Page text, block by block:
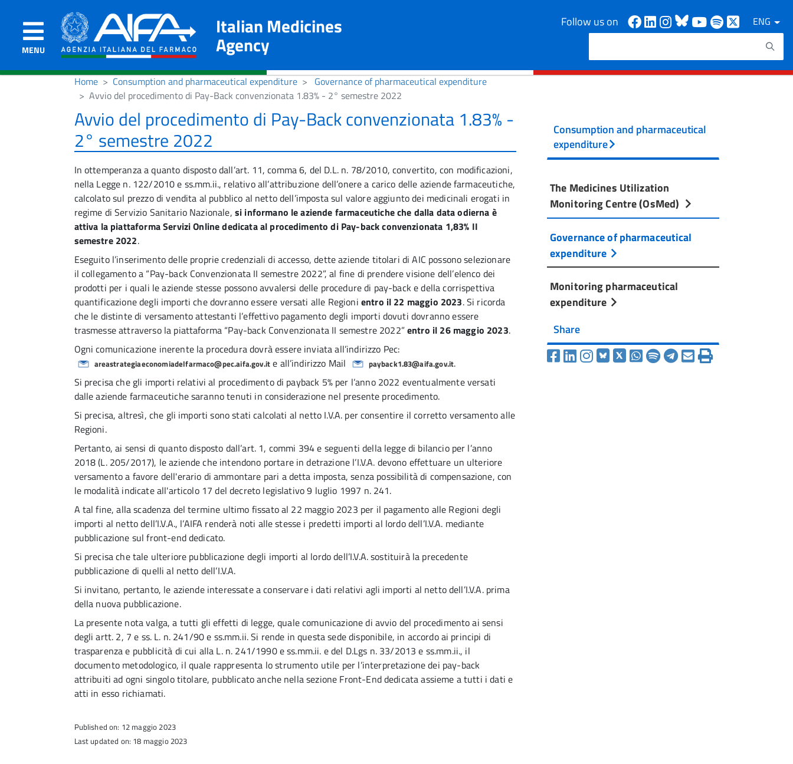
MENU
Italian Medicines
Agency
Follow us on Facebook
Linkedin
Instagram
Bluesky
Youtube
Spotify
ENGSearch
Home Consumption and pharmaceutical expenditure
Governance of pharmaceutical expenditure
Avvio del procedimento di Pay-Back convenzionata 1.83% - 2° semestre 2022
Avvio del procedimento di Pay-Back convenzionata 1.83% -
2° semestre 2022
In ottemperanza a quanto disposto dall’art. 11, comma 6, del D.L. n. 78/2010, convertito, con modificazioni,
nella Legge n. 122/2010 e ss.mm.ii., relativo all’attribuzione dell’onere a carico delle aziende farmaceutiche,
calcolato sul prezzo di vendita al pubblico al netto dell’imposta sul valore aggiunto dei medicinali erogati in
regime di Servizio Sanitario Nazionale, si informano le aziende farmaceutiche che dalla data odierna è
attiva la piattaforma Servizi Online dedicata al procedimento di Pay-back convenzionata 1,83% II
semestre 2022.
Eseguito l’inserimento delle proprie credenziali di accesso, dette aziende titolari di AIC possono selezionare
il collegamento a “Pay-back Convenzionata II semestre 2022”, al fine di prendere visione dell’elenco dei
prodotti per i quali le aziende stesse possono avvalersi delle procedure di pay-back e della corrispettiva
quantificazione degli importi che dovranno essere versati alle Regioni entro il 22 maggio 2023. Si ricorda
che le distinte di versamento attestanti l’effettivo pagamento degli importi dovuti dovranno essere
trasmesse attraverso la piattaforma “Pay-back Convenzionata II semestre 2022”entro il 26 maggio 2023.
Ogni comunicazione inerente la procedura dovrà essere inviata all’indirizzo Pec:
areastrategiaeconomiadelfarmaco@pec.aifa.gov.it e all’indirizzo Mail payback1.83@aifa.gov.it.
Si precisa che gli importi relativi al procedimento di payback 5% per l’anno 2022 eventualmente versati
dalle aziende farmaceutiche saranno tenuti in considerazione nel presente procedimento.
Si precisa, altresì, che gli importi sono stati calcolati al netto I.V.A. per consentire il corretto versamento alle
Regioni.
Pertanto, ai sensi di quanto disposto dall’art. 1, commi 394 e seguenti della legge di bilancio per l’anno
2018 (L. 205/2017), le aziende che intendono portare in detrazione l’I.V.A. devono effettuare un ulteriore
versamento a favore dell'erario di ammontare pari a detta imposta, senza possibilità di compensazione, con
le modalità indicate all'articolo 17 del decreto legislativo 9 luglio 1997 n. 241.
A tal fine, alla scadenza del termine ultimo fissato al 22 maggio 2023 per il pagamento alle Regioni degli
importi al netto dell’I.V.A., l’AIFA renderà noti alle stesse i predetti importi al lordo dell’I.V.A. mediante
pubblicazione sul front-end dedicato.
Si precisa che tale ulteriore pubblicazione degli importi al lordo dell’I.V.A. sostituirà la precedente
pubblicazione di quelli al netto dell’I.V.A.
Si invitano, pertanto, le aziende interessate a conservare i dati relativi agli importi al netto dell’I.V.A. prima
della nuova pubblicazione.
La presente nota valga, a tutti gli effetti di legge, quale comunicazione di avvio del procedimento ai sensi
degli artt. 2, 7 e ss. L. n. 241/90 e ss.mm.ii. Si rende in questa sede disponibile, in accordo ai principi di
trasparenza e pubblicità di cui alla L. n. 241/1990 e ss.mm.ii. e del D.Lgs n. 33/2013 e ss.mm.ii., il
documento metodologico, il quale rappresenta lo strumento utile per l’interpretazione dei pay-back
attribuiti ad ogni singolo titolare, pubblicato anche nella sezione Front-End dedicata assieme a tutti i dati e
atti in esso richiamati.
Published on: 12 maggio 2023
Last updated on: 18 maggio 2023
Consumption and pharmaceutical
expenditure
The Medicines Utilization
Monitoring Centre (OsMed)
Governance of pharmaceutical
expenditure
Monitoring pharmaceutical
expenditure
Share